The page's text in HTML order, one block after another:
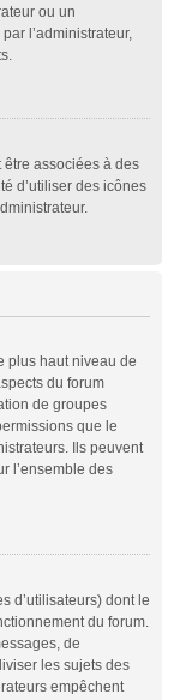
ou un
l’administrateur,
associées à des
d’utiliser des icônes
plus haut niveau de
du forum
de groupes
que le
Ils peuvent
l’ensemble des
d’utilisateurs) dont le
du forum.
de
les sujets des
empêchent